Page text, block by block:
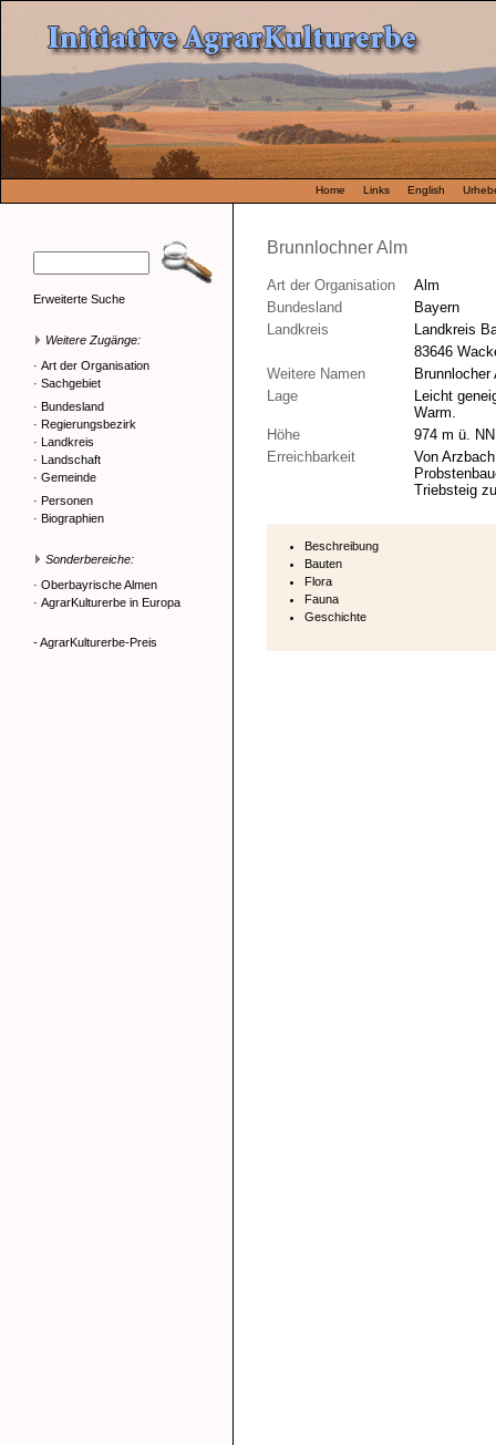
Home Links English
Erweiterte Suche
Weitere Zugänge:
· Art der Organisation
· Sachgebiet
· Bundesland
· Regierungsbezirk
· Landkreis
· Landschaft
· Gemeinde
· Personen
· Biographien
Sonderbereiche:
· Oberbayrische Almen
· AgrarKulturerbe in Europa
- AgrarKulturerbe-Preis
Brunnlochner Alm
Art der Organisation
Alm
Bundesland
Bayern
Landkreis
Landkreis
83646
Weitere Namen
Lage
Leicht
Warm.
Höhe
974 m ü. NN
Erreichbarkeit
Von
Triebsteig
Beschreibung
Bauten
Flora
Fauna
Geschichte